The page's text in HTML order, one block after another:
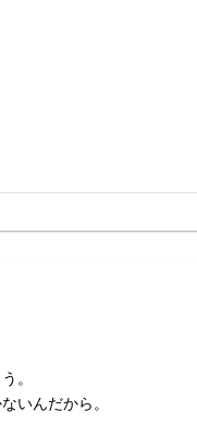
。
いんだから。